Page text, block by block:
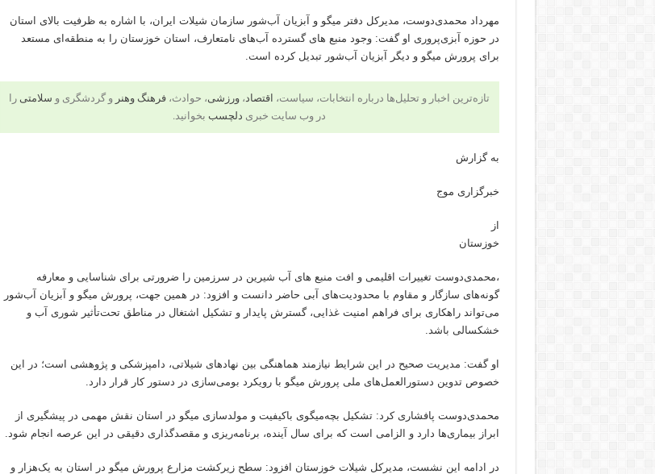
مهرداد محمدی‌دوست، مدیرکل دفتر میگو و آبزیان آب‌شور سازمان شیلات ایران، با اشاره به ظرفیت بالای استان
در حوزه آبزی‌پروری او گفت: وجود منبع های گسترده آب‌های نامتعارف، استان خوزستان را به منطقه‌ای مستعد
برای پرورش میگو و دیگر آبزیان آب‌شور تبدیل کرده است.
تازه‌ترین اخبار و تحلیل‌ها درباره انتخابات، سیاست، اقتصاد،ورزشی، حوادث،فرهنگ وهنر و گردشگری و سلامتی را
در وب سایت خبری دلچسب بخوانید.
به گزارش
خبرگزاری موج
از
خوزستان
،محمدی‌دوست تغییرات اقلیمی و افت منبع های آب شیرین در سرزمین را ضرورتی برای شناسایی و معارفه
گونه‌های سازگار و مقاوم با محدودیت‌های آبی حاضر دانست و افزود: در همین جهت، پرورش میگو و آبزیان آب‌شور
می‌تواند راهکاری برای فراهم امنیت غذایی، گسترش پایدار و تشکیل اشتغال در مناطق تحت‌تأثیر شوری آب و
خشکسالی باشد.
او گفت: مدیریت صحیح در این شرایط نیازمند هماهنگی بین نهادهای شیلاتی، دامپزشکی و پژوهشی است؛ در این
خصوص تدوین دستورالعمل‌های ملی پرورش میگو با رویکرد بومی‌سازی در دستور کار قرار دارد.
محمدی‌دوست پافشاری کرد: تشکیل بچه‌میگوی باکیفیت و مولدسازی میگو در استان نقش مهمی در پیشگیری از
ابراز بیماری‌ها دارد و الزامی است که برای سال آینده، برنامه‌ریزی و مقصد‌گذاری دقیقی در این عرصه انجام شود.
در ادامه این نشست، مدیرکل شیلات خوزستان افزود: سطح زیرکشت مزارع پرورش میگو در استان به یک‌هزار و